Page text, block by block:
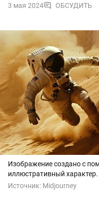
3 мая 2024 ОБСУДИТЬ
Изображение создано с
иллюстративный характер.
Источник: Midjourney